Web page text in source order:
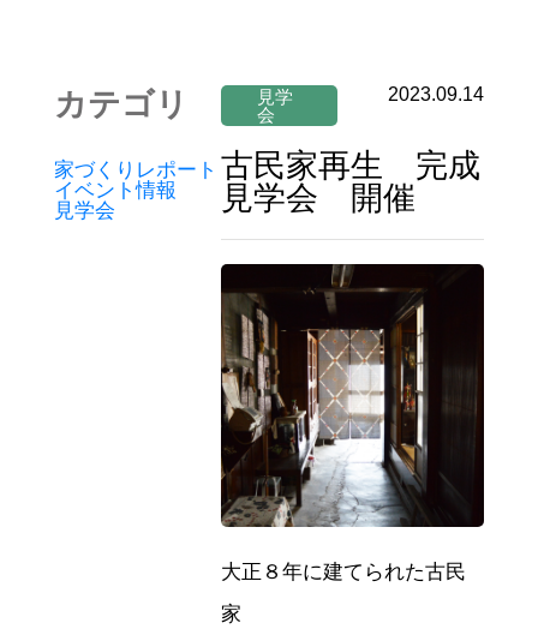
カテゴリ
家づくりレポート
イベント情報
見学会
古民家再生 完成
見学会 開催
2023.09.14
見学
会
大正８年に建てられた古民
家